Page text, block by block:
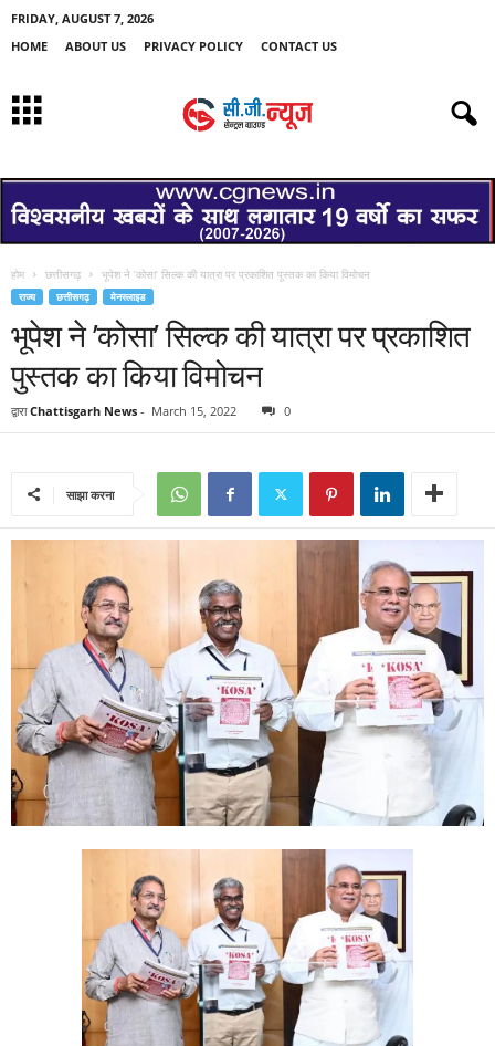
FRIDAY, AUGUST 7, 2026
HOME
ABOUT US PRIVACY POLICY CONTACT US
होम छत्तीसगढ़ भूपेश ने ’कोसा’ सिल्क की यात्रा पर प्रकाशित पुस्तक का किया विमोचन
राज्य छत्तीसगढ़ मेनस्लाइड
भूपेश ने ’कोसा’ सिल्क की यात्रा पर प्रकाशित
पुस्तक का किया विमोचन
द्वारा Chattisgarh News - March 15, 2022 0
साझा करना